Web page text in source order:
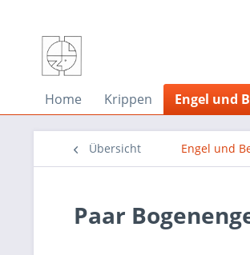
Home Krippen Engel und
Übersicht Engel und
Paar